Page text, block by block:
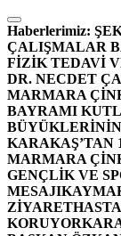
İçeriğe
atla
Haberlerimiz:
ÇALIŞMALAR
FİZİK TEDAVİ
DR. NECDET
MARMARA
BAYRAMI
KARAKAŞ’TAN
MARMARA
GENÇLİK VE
MESAJI
ZİYARET
KORUYOR